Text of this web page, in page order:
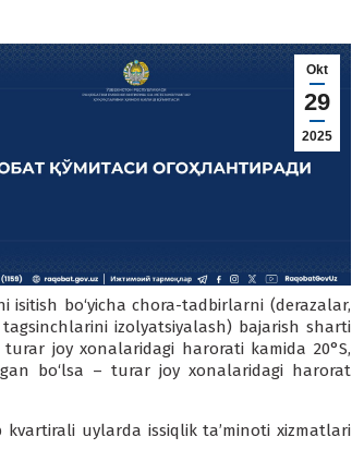
Okt
29
2025
isitish bo‘yicha chora-tadbirlarni (derazalar,
izolyatsiyalash) bajarish sharti
joy xonalaridagi harorati kamida 20°S,
bo‘lsa – turar joy xonalaridagi harorat
uylarda issiqlik ta’minoti xizmatlari